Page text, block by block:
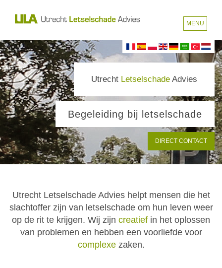
MENU
Utrecht Letselschade Advies
Begeleiding bij letselschade
DIRECT CONTACT
Utrecht Letselschade Advies helpt mensen die het
slachtoffer zijn van letselschade om hun leven weer
op de rit te krijgen. Wij zijn creatief in het oplossen
van problemen en hebben een voorliefde voor
complexezaken.